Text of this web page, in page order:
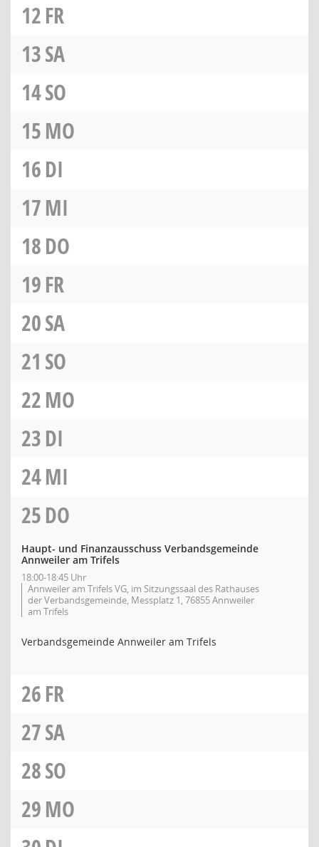
12FR
13SA
14SO
15MO
16DI
17MI
18DO
19FR
20SA
21 SO
22MO
23DI
24MI
25DO
Haupt- und Finanzausschuss Verbandsgemeinde
Annweiler am Trifels
18:00-18:45 Uhr
Annweiler am Trifels VG, im Sitzungssaal des Rathauses
der Verbandsgemeinde, Messplatz 1, 76855 Annweiler
am Trifels
Verbandsgemeinde Annweiler am Trifels
26FR
27SA
28SO
29MO